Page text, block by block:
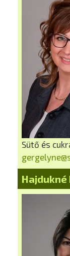
Sütő és
Hajdukné